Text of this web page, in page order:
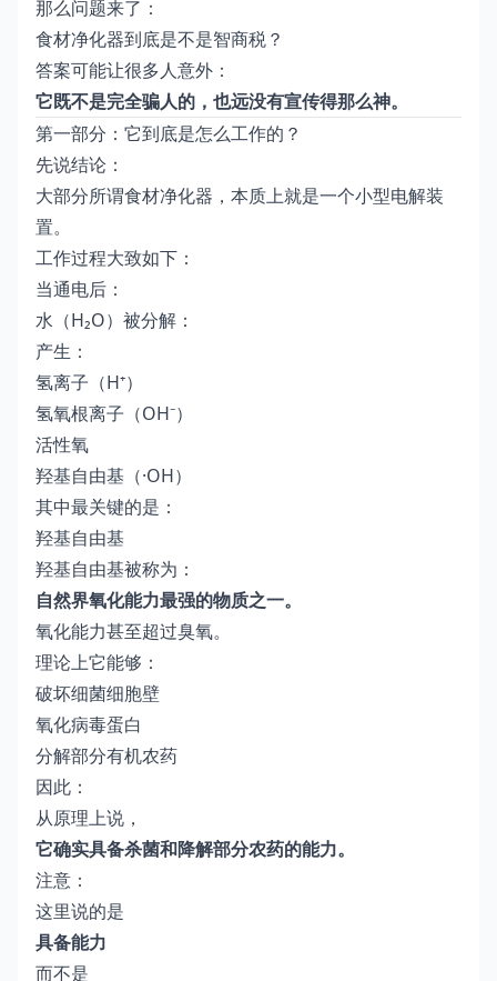
那么问题来了：
食材净化器到底是不是智商税？
答案可能让很多人意外：
它既不是完全骗人的，也远没有宣传得那么神。
第一部分：它到底是怎么工作的？
先说结论：
大部分所谓食材净化器，本质上就是一个小型电解装
置。
工作过程大致如下：
当通电后：
水（H₂O）被分解：
产生：
氢离子（H⁺）
氢氧根离子（OH⁻）
活性氧
羟基自由基（·OH）
其中最关键的是：
羟基自由基
羟基自由基被称为：
自然界氧化能力最强的物质之一。
氧化能力甚至超过臭氧。
理论上它能够：
破坏细菌细胞壁
氧化病毒蛋白
分解部分有机农药
因此：
从原理上说，
它确实具备杀菌和降解部分农药的能力。
注意：
这里说的是
具备能力
而不是